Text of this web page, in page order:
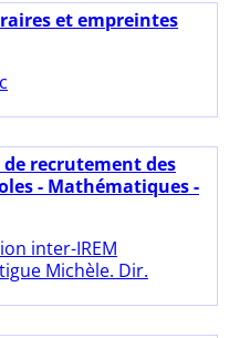
et empreintes
de recrutement des
- Mathématiques -
inter-IREM
Michèle. Dir.